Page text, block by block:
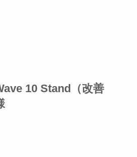
10 Stand（改善